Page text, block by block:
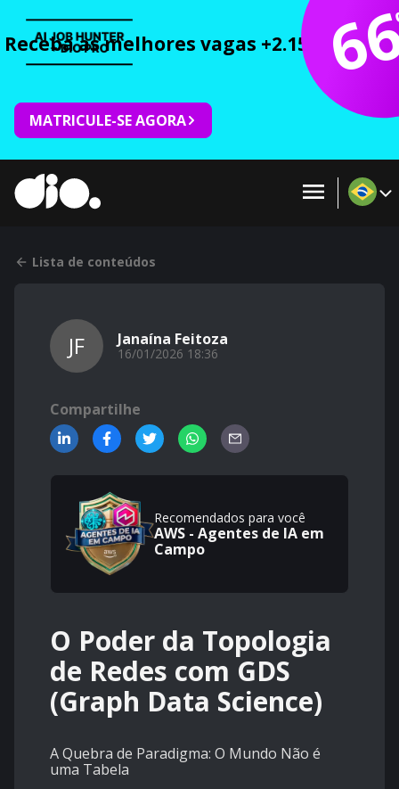
Receba as melhores vagas +2.150 cursos
MATRICULE-SE AGORA
Lista de conteúdos
JF Janaína Feitoza
16/01/2026 18:36
Compartilhe
Recomendados para você
AWS - Agentes de IA em
Campo
O Poder da Topologia
de Redes com GDS
(Graph Data Science)
A Quebra de Paradigma: O Mundo Não é
uma Tabela